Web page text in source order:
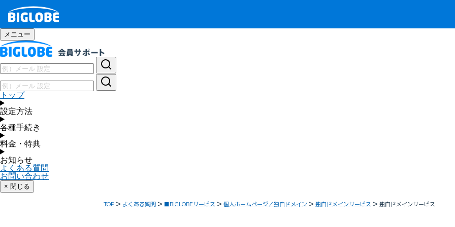
メニュー
トップ
設定方法
各種手続き
料金・特典
お知らせ
よくある質問
お問い合わせ
× 閉じる
TOP よくある質問 ■BIGLOBEサービス 個人ホームページ／独自ドメイン 独自ドメインサービス 独自ドメインサービス